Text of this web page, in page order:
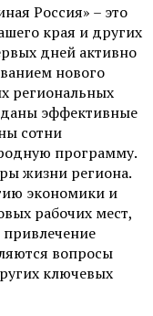
Россия» – это
края и других
дней активно
нового
региональных
эффективные
сотни
программу.
жизни региона.
экономики и
рабочих мест,
вопросы
ключевых